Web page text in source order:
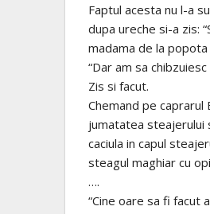
Faptul acesta nu l-a
dupa ureche si-a zis:
madama de la
“Dar am sa
Zis si facut.
Chemand pe
jumatatea steajerului
caciula in capul
steagul maghiar cu
….
“Cine oare sa fi facut